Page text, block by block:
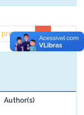
previous 1 next
Author(s)